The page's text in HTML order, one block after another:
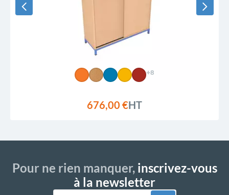
+8
676,00 €HT
Pour ne rien manquer,inscrivez-vous
à la newsletter